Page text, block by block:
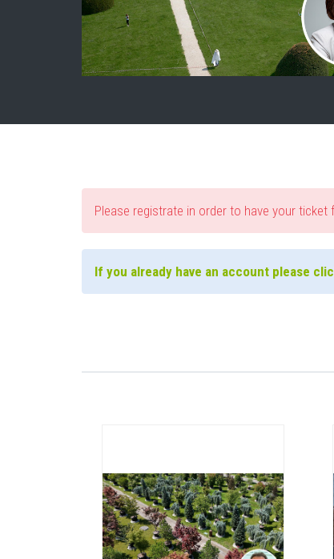
Please registrate in order to have your ticket
If you already have an account please